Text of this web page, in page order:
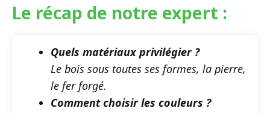
Le récap de notre expert :
Quels matériaux privilégier ?
Le bois sous toutes ses formes, la pierre,
le fer forgé.
Comment choisir les couleurs ?